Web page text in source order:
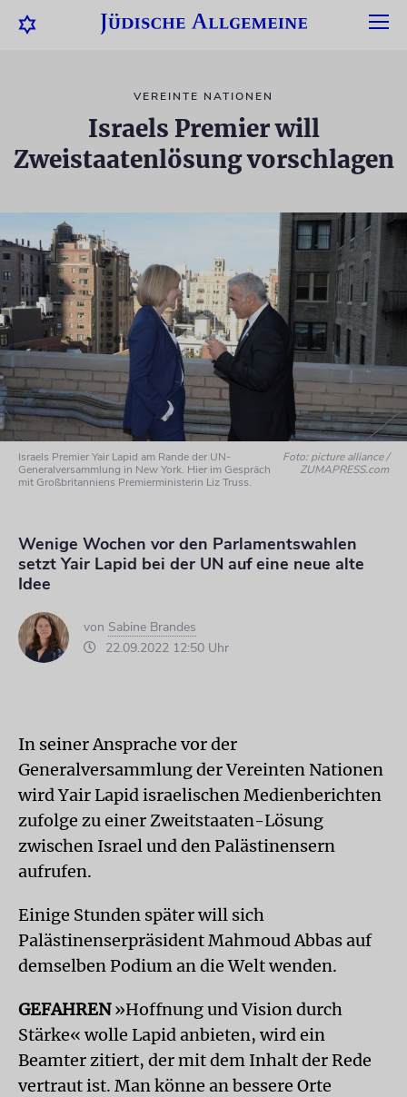
VEREINTE NATIONEN
Israels Premier will
Zweistaatenlösung vorschlagen
Israels Premier Yair Lapid am Rande der UN-
Generalversammlung in New York. Hier im Gespräch
mit Großbritanniens Premierministerin Liz Truss.
Foto: picture alliance /
ZUMAPRESS.com
Wenige Wochen vor den Parlamentswahlen
setzt Yair Lapid bei der UN auf eine neue alte
Idee
von Sabine Brandes
22.09.2022 12:50 Uhr
In seiner Ansprache vor der
Generalversammlung der Vereinten Nationen
wird Yair Lapid israelischen Medienberichten
zufolge zu einer Zweitstaaten-Lösung
zwischen Israel und den Palästinensern
aufrufen.
Einige Stunden später will sich
Palästinenserpräsident Mahmoud Abbas auf
demselben Podium an die Welt wenden.
GEFAHREN»Hoffnung und Vision durch
Stärke« wolle Lapid anbieten, wird ein
Beamter zitiert, der mit dem Inhalt der Rede
vertraut ist. Man könne an bessere Orte